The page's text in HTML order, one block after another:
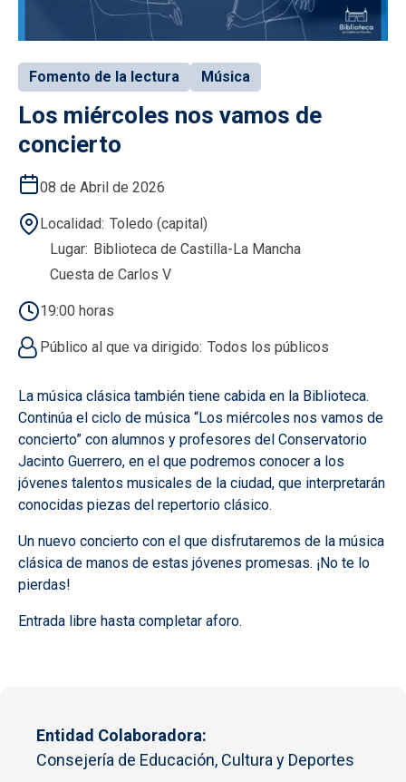
Fomento de la lectura Música
Los miércoles nos vamos de
concierto
08 de Abril de 2026
Localidad Toledo (capital)
Lugar Biblioteca de Castilla-La Mancha
Cuesta de Carlos V
19:00 horas
Público al que va dirigido Todos los públicos
La música clásica también tiene cabida en la Biblioteca.
Continúa el ciclo de música “Los miércoles nos vamos de
concierto” con alumnos y profesores del Conservatorio
Jacinto Guerrero, en el que podremos conocer a los
jóvenes talentos musicales de la ciudad, que interpretarán
conocidas piezas del repertorio clásico.
Un nuevo concierto con el que disfrutaremos de la música
clásica de manos de estas jóvenes promesas. ¡No te lo
pierdas!
Entrada libre hasta completar aforo.
Entidad Colaboradora
Consejería de Educación, Cultura y Deportes